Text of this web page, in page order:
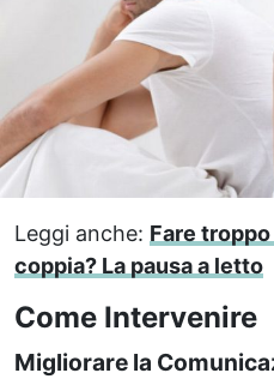
Leggi anche: Fare troppo
coppia? La pausa a letto
Come Intervenire
Migliorare la